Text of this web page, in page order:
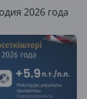
2026 года